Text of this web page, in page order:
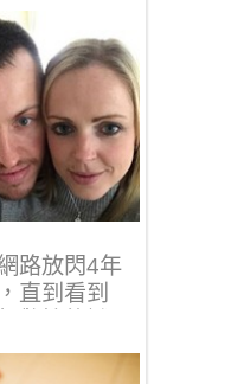
路放閃4年
直到看到
驚悚的證